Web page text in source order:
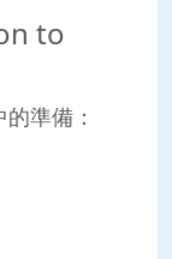
to
準備：